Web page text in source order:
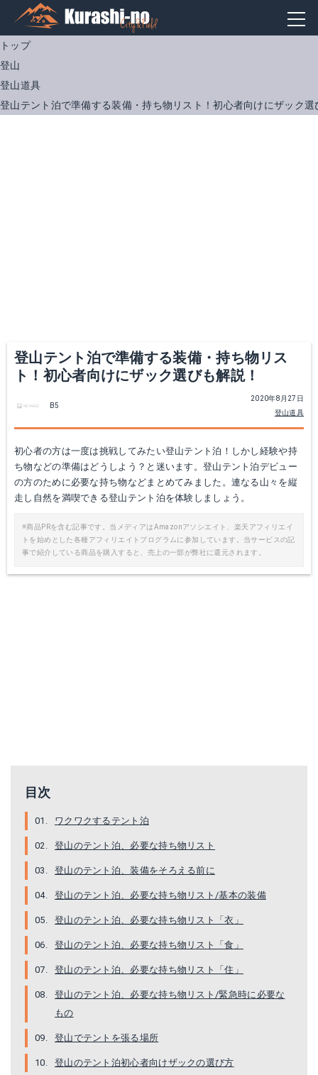
トップ
登山
登山道具
登山テント泊で準備する装備・持ち物リスト！初心者向けにザック選
登山テント泊で準備する装備・持ち物リス
ト！初心者向けにザック選びも解説！
2020年8月27日
登山道具
B5
初心者の方は一度は挑戦してみたい登山テント泊！しかし経験や持
ち物などの準備はどうしよう？と迷います。登山テント泊デビュー
の方のために必要な持ち物などまとめてみました。連なる山々を縦
走し自然を満喫できる登山テント泊を体験しましょう。
※商品PRを含む記事です。当メディアはAmazonアソシエイト、楽天アフィリエイ
トを始めとした各種アフィリエイトプログラムに参加しています。当サービスの記
事で紹介している商品を購入すると、売上の一部が弊社に還元されます。
目次
ワクワクするテント泊
登山のテント泊、必要な持ち物リスト
登山のテント泊、装備をそろえる前に
登山のテント泊、必要な持ち物リスト/基本の装備
登山のテント泊、必要な持ち物リスト「衣」
登山のテント泊、必要な持ち物リスト「食」
登山のテント泊、必要な持ち物リスト「住」
登山のテント泊、必要な持ち物リスト/緊急時に必要な
もの
登山でテントを張る場所
登山のテント泊初心者向けザックの選び方
オスプレー イーサーAG 60 バックパック【泊】 オスプレイ
Amazonで詳細を見る